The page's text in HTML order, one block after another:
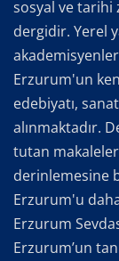
sosyal ve tarihi
dergidir. Yerel
Erzurum'un
edebiyatı,
alınmaktadır.
tutan
derinlemesine
Erzurum'u
Erzurum
Erzurum’un